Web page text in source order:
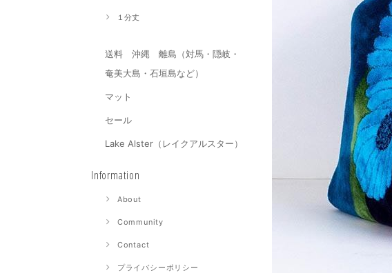
１分丈
送料 沖縄 離島（対馬・隠岐・
奄美大島・石垣島など）
マット
セール
Lake Alster（レイクアルスター）
Information
About
Community
Contact
プライバシーポリシー